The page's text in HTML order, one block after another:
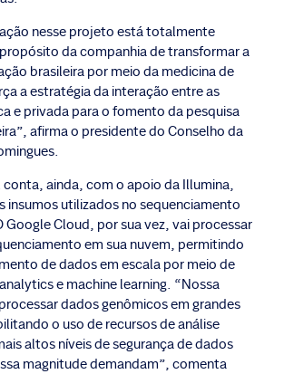
nesse projeto está totalmente
da companhia de transformar a
brasileira por meio da medicina de
a estratégia da interação entre as
e privada para o fomento da pesquisa
afirma o presidente do Conselho da
conta, ainda, com o apoio da Illumina,
insumos utilizados no sequenciamento
Google Cloud, por sua vez, vai processar
em sua nuvem, permitindo
de dados em escala por meio de
e machine learning. “Nossa
dados genômicos em grandes
o uso de recursos de análise
altos níveis de segurança de dados
magnitude demandam”, comenta